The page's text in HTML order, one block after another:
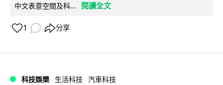
中文表意空間及科...
閱讀全文
1 分享
科技娛樂 生活科技 汽車科技